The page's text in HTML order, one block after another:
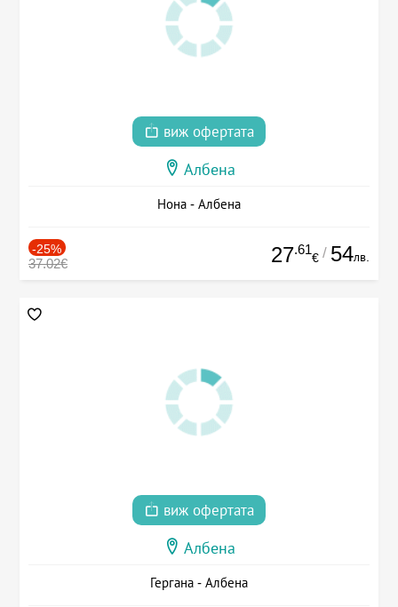
виж офертата
Албена
Нона - Албена
-25%
37.02€ 27.61
€ / 54лв.
виж офертата
Албена
Гергана - Албена